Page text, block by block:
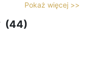
Pokaż więcej >>
(44)